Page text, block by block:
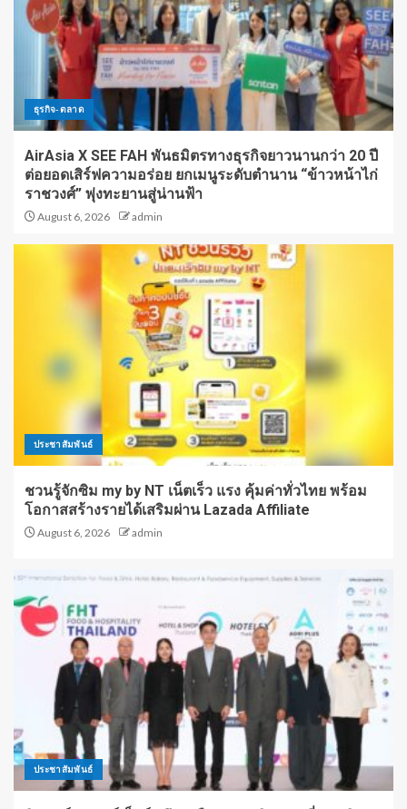
ธุรกิจ-ตลาด
AirAsia X SEE FAH พันธมิตรทางธุรกิจยาวนานกว่า 20 ปี
ต่อยอดเสิร์ฟความอร่อย ยกเมนูระดับตำนาน “ข้าวหน้าไก่
ราชวงศ์” พุ่งทะยานสู่น่านฟ้า
August 6, 2026 admin
ประชาสัมพันธ์
ชวนรู้จักซิม my by NT เน็ตเร็ว แรง คุ้มค่าทั่วไทย พร้อม
โอกาสสร้างรายได้เสริมผ่าน Lazada Affiliate
August 6, 2026 admin
ประชาสัมพันธ์